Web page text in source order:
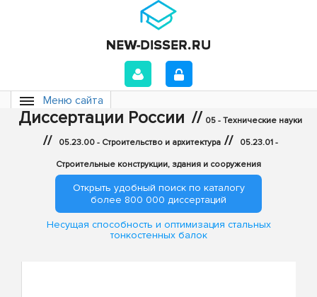
Меню сайта
Диссертации России // 05 - Технические науки
// 05.23.00 - Строительство и архитектура // 05.23.01 -
Строительные конструкции, здания и сооружения
Открыть удобный поиск по каталогу
более 800 000 диссертаций
Несущая способность и оптимизация стальных
тонкостенных балок